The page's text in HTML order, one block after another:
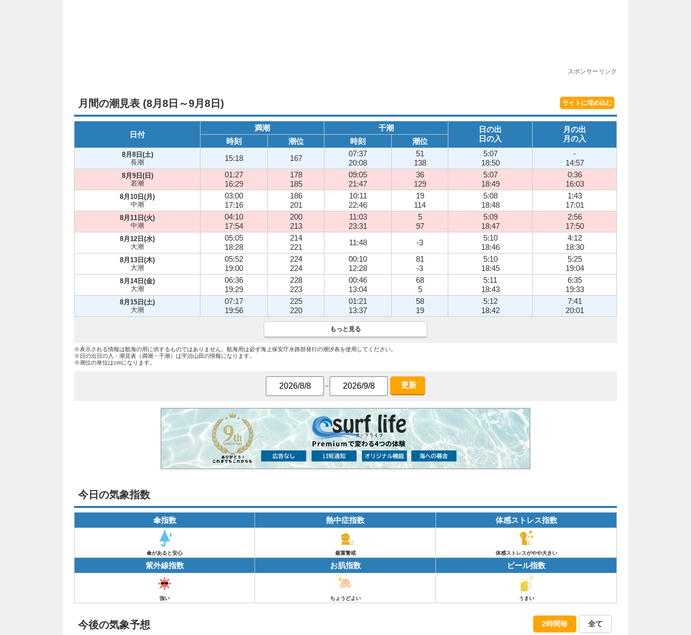
スポンサーリンク
月間の潮見表 (8月8日～9月8日) サイトに埋め込む
日付
満潮 干潮
日の出
日の入
月の出
月の入
時刻 潮位 時刻 潮位
8月8日(土)
長潮
15:18 167
07:37
20:08
51
138
5:07
18:50
-
14:57
8月9日(日)
若潮
01:27
16:29
178
185
09:05
21:47
36
129
5:07
18:49
0:36
16:03
8月10日(月)
中潮
03:00
17:16
186
201
10:11
22:46
19
114
5:08
18:48
1:43
17:01
8月11日(火)
中潮
04:10
17:54
200
213
11:03
23:31
5
97
5:09
18:47
2:56
17:50
8月12日(水)
大潮
05:05
18:28
214
221
11:48 -3
5:10
18:46
4:12
18:30
8月13日(木)
大潮
05:52
19:00
224
224
00:10
12:28
81
-3
5:10
18:45
5:25
19:04
8月14日(金)
大潮
06:36
19:29
228
223
00:46
13:04
68
5
5:11
18:43
6:35
19:33
8月15日(土)
大潮
07:17
19:56
225
220
01:21
13:37
58
19
5:12
18:42
7:41
20:01
もっと見る
※表示される情報は航海の用に供するものではありません。航海用は必ず海上保安庁水路部発行の潮汐表を使用してください。
※日の出日の入・潮見表（満潮・干潮）は宇治山田の情報になります。
※潮位の単位はcmになります。
～ 更新
今日の気象指数
傘指数 熱中症指数 体感ストレス指数
傘があると安心 厳重警戒 体感ストレスがやや大きい
紫外線指数 お肌指数 ビール指数
強い ちょうどよい うまい
今後の気象予想 2時間毎 全て